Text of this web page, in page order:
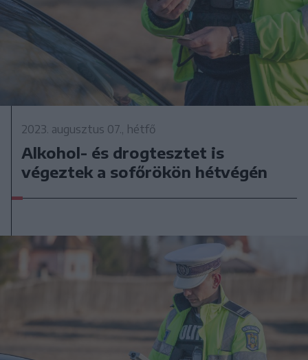
2023. augusztus 07., hétfő
Alkohol- és drogtesztet is
végeztek a sofőrökön hétvégén